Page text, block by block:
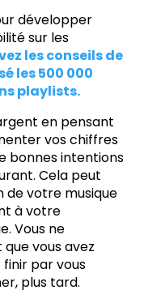
développer
sur les
les conseils de
les 500 000
playlists.
en pensant
vos chiffres
bonnes intentions
Cela peut
de votre musique
à votre
Vous ne
vous avez
par vous
plus tard.